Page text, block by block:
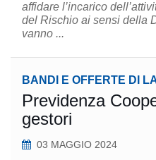
affidare l’incarico
del Rischio ai sensi della Direttiva
vanno ...
BANDI E OFFERTE DI
Previdenza
gestori
03 MAGGIO 2024